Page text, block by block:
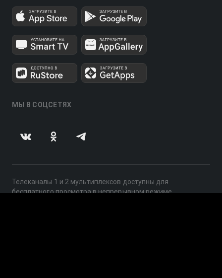
МЫ В СОЦСЕТЯХ
Телеканалы 1 и 2 мультиплексов доступны для
бесплатного просмотра в непрерывном режиме,